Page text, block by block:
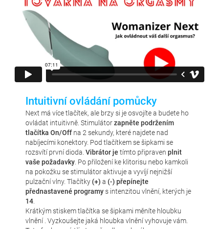
Intuitivní ovládání pomůcky
Next má více tlačítek, ale brzy si je osvojíte a budete ho
ovládat intuitivně. Stimulátorzapněte podržením
tlačítka On/Off na 2 sekundy, které najdete nad
nabíjecími konektory. Pod tlačítkem se šipkami se
rozsvítí první dioda.Vibrátor je tímto připravenplnit
vaše požadavky. Po přiložení ke klitorisu nebo kamkoli
na pokožku se stimulátor aktivuje a vyvíjí nejnižší
pulzační vlny. Tlačítky (+) a (-) přepínejte
přednastavené programys intenzitou vlnění, kterých je
14.
Krátkým stiskem tlačítka se šipkami měníte hloubku
vlnění . Vyzkoušejte jaká hloubka vlnění vyhovuje vám.